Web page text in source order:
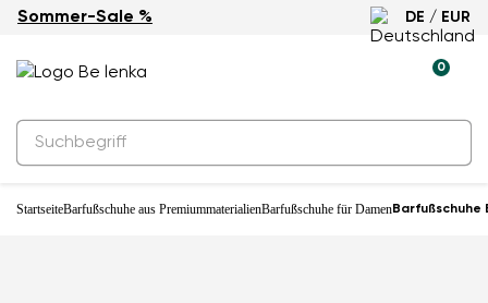
Sommer-Sale % DE / EUR
0
StartseiteBarfußschuhe aus PremiummaterialienBarfußschuhe für DamenBarfußschuhe
-33%